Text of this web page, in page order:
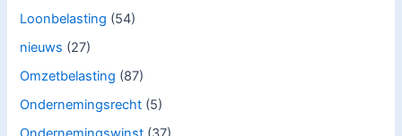
Loonbelasting (54)
nieuws (27)
Omzetbelasting (87)
Ondernemingsrecht (5)